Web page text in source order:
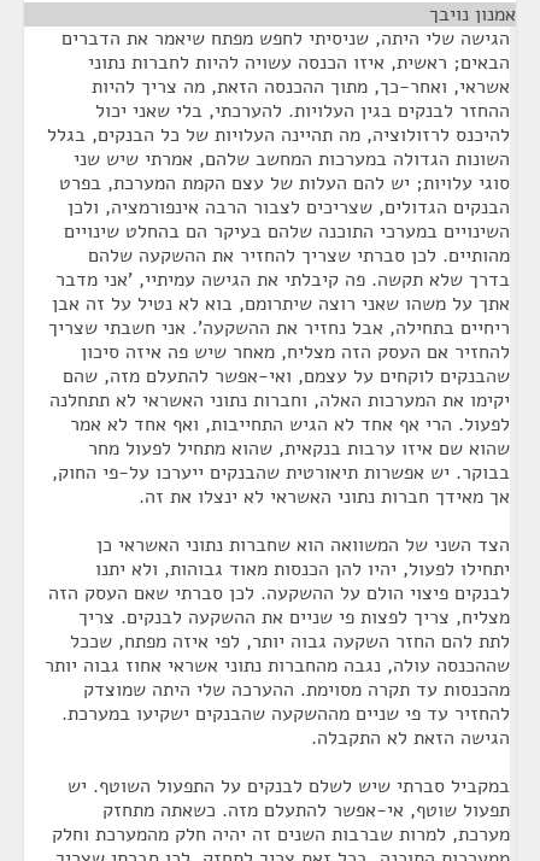
אמנון נויבך
הגישה שלי היתה, שניסיתי לחפש מפתח שיאמר את הדברים
הבאים; ראשית, איזו הכנסה עשויה להיות לחברות נתוני
אשראי, ואחר-כך, מתוך ההכנסה הזאת, מה צריך להיות
ההחזר לבנקים בגין העלויות. להערכתי, בלי שאני יכול
להיכנס לרזולוציה, מה תהיינה העלויות של כל הבנקים, בגלל
השונות הגדולה במערכות המחשב שלהם, אמרתי שיש שני
סוגי עלויות; יש להם העלות של עצם הקמת המערכת, בפרט
הבנקים הגדולים, שצריכים לצבור הרבה אינפורמציה, ולכן
השינויים במערכי התוכנה שלהם בעיקר הם בהחלט שינויים
מהותיים. לכן סברתי שצריך להחזיר את ההשקעה שלהם
בדרך שלא תקשה. פה קיבלתי את הגישה עמיתיי, 'אני מדבר
אתך על משהו שאני רוצה שיתרומם, בוא לא נטיל על זה אבן
ריחיים בתחילה, אבל נחזיר את ההשקעה'. אני חשבתי שצריך
להחזיר אם העסק הזה מצליח, מאחר שיש פה איזה סיכון
שהבנקים לוקחים על עצמם, ואי-אפשר להתעלם מזה, שהם
יקימו את המערכות האלה, וחברות נתוני האשראי לא תתחלנה
לפעול. הרי אף אחד לא הגיש התחייבות, ואף אחד לא אמר
שהוא שם איזו ערבות בנקאית, שהוא מתחיל לפעול מחר
בבוקר. יש אפשרות תיאורטית שהבנקים ייערכו על-פי החוק,
אך מאידך חברות נתוני האשראי לא ינצלו את זה.
הצד השני של המשוואה הוא שחברות נתוני האשראי כן
יתחילו לפעול, יהיו להן הכנסות מאוד גבוהות, ולא יתנו
לבנקים פיצוי הולם על ההשקעה. לכן סברתי שאם העסק הזה
מצליח, צריך לפצות פי שניים את ההשקעה לבנקים. צריך
לתת להם החזר השקעה גבוה יותר, לפי איזה מפתח, שככל
שההכנסה עולה, נגבה מהחברות נתוני אשראי אחוז גבוה יותר
מהכנסות עד תקרה מסוימת. ההערכה שלי היתה שמוצדק
להחזיר עד פי שניים מההשקעה שהבנקים ישקיעו במערכת.
הגישה הזאת לא התקבלה.
במקביל סברתי שיש לשלם לבנקים על התפעול השוטף. יש
תפעול שוטף, אי-אפשר להתעלם מזה. כשאתה מתחזק
מערכת, למרות שברבות השנים זה יהיה חלק מהמערכת וחלק